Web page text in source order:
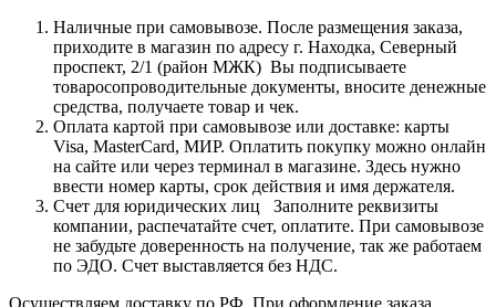
Наличные при самовывозе. После размещения заказа,
приходите в магазин по адресу г. Находка, Северный
проспект, 2/1 (район МЖК) Вы подписываете
товаросопроводительные документы, вносите денежные
средства, получаете товар и чек.
Оплата картой при самовывозе или доставке: карты
Visa, MasterCard, МИР. Оплатить покупку можно онлайн
на сайте или через терминал в магазине. Здесь нужно
ввести номер карты, срок действия и имя держателя.
Счет для юридических лиц Заполните реквизиты
компании, распечатайте счет, оплатите. При самовывозе
не забудьте доверенность на получение, так же работаем
по ЭДО. Счет выставляется без НДС.
Осуществляем доставку по РФ. При оформление заказа,